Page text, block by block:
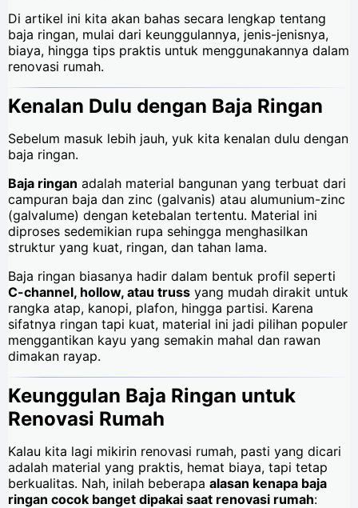
Di artikel ini kita akan bahas secara lengkap tentang
baja ringan, mulai dari keunggulannya, jenis-jenisnya,
biaya, hingga tips praktis untuk menggunakannya dalam
renovasi rumah.
Kenalan Dulu dengan Baja Ringan
Sebelum masuk lebih jauh, yuk kita kenalan dulu dengan
baja ringan.
Baja ringan adalah material bangunan yang terbuat dari
campuran baja dan zinc (galvanis) atau alumunium-zinc
(galvalume) dengan ketebalan tertentu. Material ini
diproses sedemikian rupa sehingga menghasilkan
struktur yang kuat, ringan, dan tahan lama.
Baja ringan biasanya hadir dalam bentuk profil seperti
C-channel, hollow, atau truss yang mudah dirakit untuk
rangka atap, kanopi, plafon, hingga partisi. Karena
sifatnya ringan tapi kuat, material ini jadi pilihan populer
menggantikan kayu yang semakin mahal dan rawan
dimakan rayap.
Keunggulan Baja Ringan untuk
Renovasi Rumah
Kalau kita lagi mikirin renovasi rumah, pasti yang dicari
adalah material yang praktis, hemat biaya, tapi tetap
berkualitas. Nah, inilah beberapa alasan kenapa baja
ringan cocok banget dipakai saat renovasi rumah: